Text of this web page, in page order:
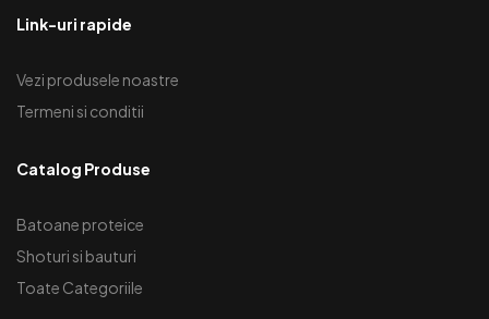
Link-uri rapide
Vezi produsele noastre
Termeni si conditii
Catalog Produse
Batoane proteice
Shoturi si bauturi
Toate Categoriile